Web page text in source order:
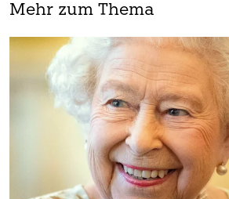
Mehr zum Thema